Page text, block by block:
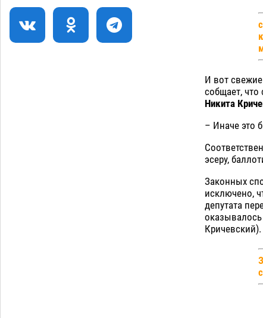
18:29
Маленькую девочку увезли в больницу
после ДТП у «Алимпика» в Астрахани
И вот
собщает,
Никита
– Иначе это
эсеру,
Законных
исключено,
депутата